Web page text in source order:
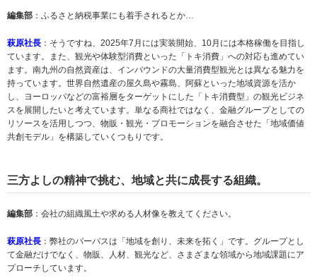
編集部 ：ふるさと納税事業にも着手されるとか…
萩原社長 ：そうですね、2025年7月には実装開始、10月には本格稼働を目指し
ています。また、観光や体験型消費といった「トキ消費」への対応も進めてい
ます。南九州の自然資産は、インバウンドの大量消費型観光とは異なる魅力を
持っています。世界自然遺産の屋久島や霧島、阿蘇といった地域資源を活か
し、ヨーロッパなどの富裕層をターゲットにした「トキ消費型」の観光ビジネ
スを展開したいと考えています。単なる商社ではなく、金融グループとしての
リソースを活用しつつ、物販・観光・プロモーションを融合させた「地域価値
共創モデル」を構築していくつもりです。
三方よしの精神で挑む、地域と共に成長する組織。
編集部 ：会社の組織風土や求める人材像を教えてください。
萩原社長 ：弊社のパーパスは「地域を創り、未来を拓く」です。グループとし
て金融だけでなく、物販、人材、観光など、さまざまな領域から地域課題にア
プローチしています。